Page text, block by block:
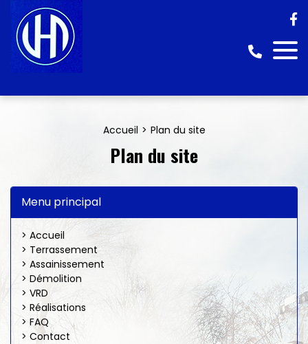
Accueil Plan du site
Plan du site
Menu principal
> Accueil
> Terrassement
> Assainissement
> Démolition
> VRD
> Réalisations
> FAQ
> Contact